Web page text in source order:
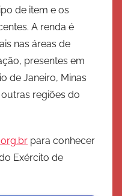
de item e os
A renda é
nas áreas de
presentes em
de Janeiro, Minas
regiões do
para conhecer
Exército de